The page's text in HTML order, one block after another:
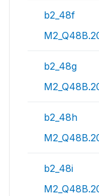
b2_48f
b2_48g
b2_48h
b2_48i